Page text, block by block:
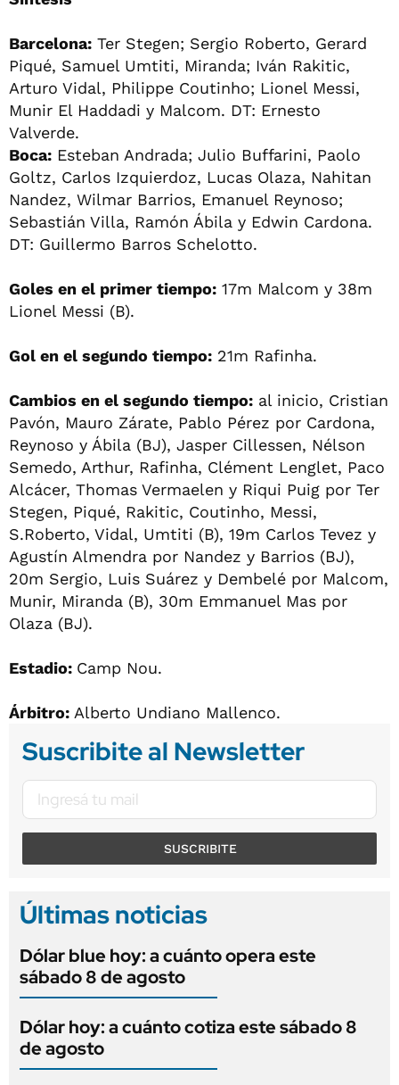
Barcelona: Ter Stegen; Sergio Roberto, Gerard
Piqué, Samuel Umtiti, Miranda; Iván Rakitic,
Arturo Vidal, Philippe Coutinho; Lionel Messi,
Munir El Haddadi y Malcom. DT: Ernesto
Valverde.
Boca: Esteban Andrada; Julio Buffarini, Paolo
Goltz, Carlos Izquierdoz, Lucas Olaza, Nahitan
Nandez, Wilmar Barrios, Emanuel Reynoso;
Sebastián Villa, Ramón Ábila y Edwin Cardona.
DT: Guillermo Barros Schelotto.
Goles en el primer tiempo: 17m Malcom y 38m
Lionel Messi (B).
Gol en el segundo tiempo: 21m Rafinha.
Cambios en el segundo tiempo: al inicio, Cristian
Pavón, Mauro Zárate, Pablo Pérez por Cardona,
Reynoso y Ábila (BJ), Jasper Cillessen, Nélson
Semedo, Arthur, Rafinha, Clément Lenglet, Paco
Alcácer, Thomas Vermaelen y Riqui Puig por Ter
Stegen, Piqué, Rakitic, Coutinho, Messi,
S.Roberto, Vidal, Umtiti (B), 19m Carlos Tevez y
Agustín Almendra por Nandez y Barrios (BJ),
20m Sergio, Luis Suárez y Dembelé por Malcom,
Munir, Miranda (B), 30m Emmanuel Mas por
Olaza (BJ).
Estadio: Camp Nou.
Árbitro: Alberto Undiano Mallenco.
Suscribite al Newsletter
SUSCRIBITE
Últimas noticias
Dólar blue hoy: a cuánto opera este
sábado 8 de agosto
Dólar hoy: a cuánto cotiza este sábado 8
de agosto